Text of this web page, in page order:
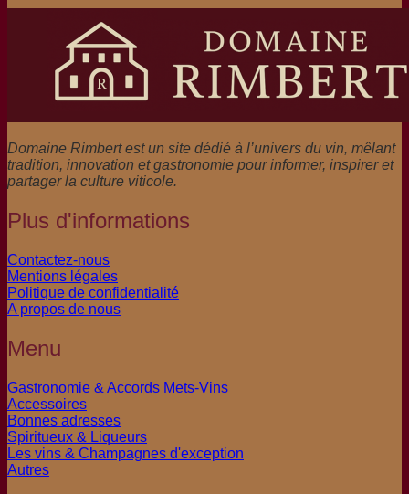
Domaine Rimbert est un site dédié à l’univers du vin, mêlant
tradition, innovation et gastronomie pour informer, inspirer et
partager la culture viticole.
Plus d'informations
Contactez-nous
Mentions légales
Politique de confidentialité
A propos de nous
Menu
Gastronomie & Accords Mets-Vins
Accessoires
Bonnes adresses
Spiritueux & Liqueurs
Les vins & Champagnes d'exception
Autres